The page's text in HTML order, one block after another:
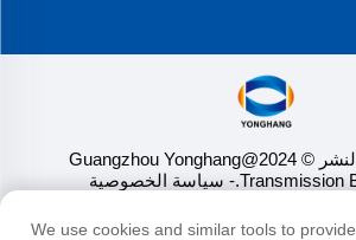
حقوق الطبع والنشر © 2024@Guangzhou Yonghang
Transmission - سياسة الخصوصية
We use cookies and similar tools to